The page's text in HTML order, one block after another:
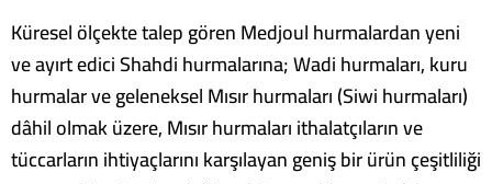
Küresel ölçekte talep gören Medjoul hurmalardan yeni
ve ayırt edici Shahdi hurmalarına; Wadi hurmaları, kuru
hurmalar ve geleneksel Mısır hurmaları (Siwi hurmaları)
dâhil olmak üzere, Mısır hurmaları ithalatçıların ve
tüccarların ihtiyaçlarını karşılayan geniş bir ürün çeşitliliği